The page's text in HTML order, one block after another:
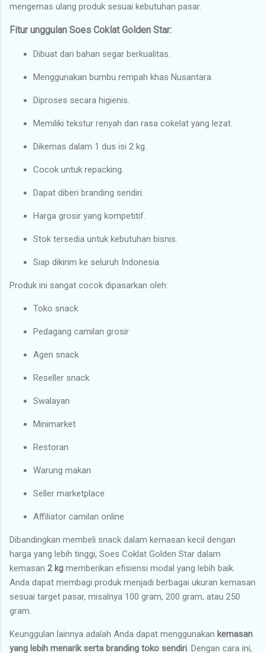
mengemas ulang produk sesuai kebutuhan pasar.
Fitur unggulan Soes Coklat Golden Star:
Dibuat dari bahan segar berkualitas.
Menggunakan bumbu rempah khas Nusantara.
Diproses secara higienis.
Memiliki tekstur renyah dan rasa cokelat yang lezat.
Dikemas dalam 1 dus isi 2 kg.
Cocok untuk repacking.
Dapat diberi branding sendiri.
Harga grosir yang kompetitif.
Stok tersedia untuk kebutuhan bisnis.
Siap dikirim ke seluruh Indonesia.
Produk ini sangat cocok dipasarkan oleh:
Toko snack
Pedagang camilan grosir
Agen snack
Reseller snack
Swalayan
Minimarket
Restoran
Warung makan
Seller marketplace
Affiliator camilan online
Dibandingkan membeli snack dalam kemasan kecil dengan
harga yang lebih tinggi, Soes Coklat Golden Star dalam
kemasan 2 kg memberikan efisiensi modal yang lebih baik.
Anda dapat membagi produk menjadi berbagai ukuran kemasan
sesuai target pasar, misalnya 100 gram, 200 gram, atau 250
gram.
Keunggulan lainnya adalah Anda dapat menggunakan kemasan
yang lebih menarik serta branding toko sendiri. Dengan cara ini,